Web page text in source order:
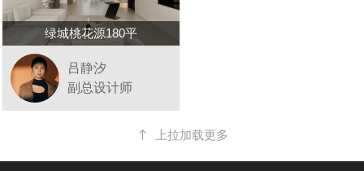
绿城桃花源180平
吕静汐
副总设计师
上拉加载更多